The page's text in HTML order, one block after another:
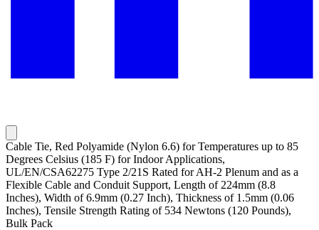
Cable Tie, Red Polyamide (Nylon 6.6) for Temperatures up to 85
Degrees Celsius (185 F) for Indoor Applications,
UL/EN/CSA62275 Type 2/21S Rated for AH-2 Plenum and as a
Flexible Cable and Conduit Support, Length of 224mm (8.8
Inches), Width of 6.9mm (0.27 Inch), Thickness of 1.5mm (0.06
Inches), Tensile Strength Rating of 534 Newtons (120 Pounds),
Bulk Pack